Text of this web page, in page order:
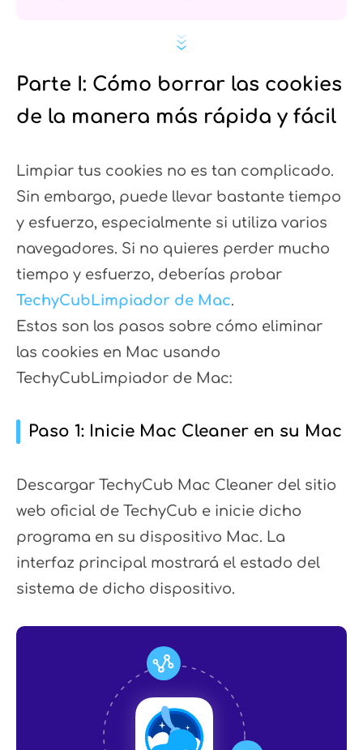
Parte I: Cómo borrar las cookies
de la manera más rápida y fácil
Limpiar tus cookies no es tan complicado.
Sin embargo, puede llevar bastante tiempo
y esfuerzo, especialmente si utiliza varios
navegadores. Si no quieres perder mucho
tiempo y esfuerzo, deberías probar
TechyCubLimpiador de Mac.
Estos son los pasos sobre cómo eliminar
las cookies en Mac usando
TechyCubLimpiador de Mac:
Paso 1: Inicie Mac Cleaner en su Mac
Descargar TechyCub Mac Cleaner del sitio
web oficial de TechyCub e inicie dicho
programa en su dispositivo Mac. La
interfaz principal mostrará el estado del
sistema de dicho dispositivo.